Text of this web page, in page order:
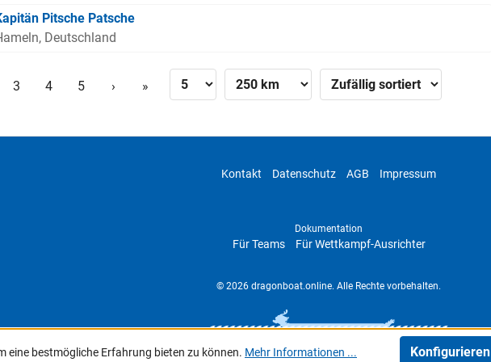
Pitsche Patsche
Deutschland
3 4 5 › »
Kontakt Datenschutz AGB Impressum
Dokumentation
Für Teams Für Wettkampf-Ausrichter
© 2026 dragonboat.online. Alle Rechte vorbehalten.
eine bestmögliche Erfahrung bieten zu können. Mehr Informationen ... Konfigurieren